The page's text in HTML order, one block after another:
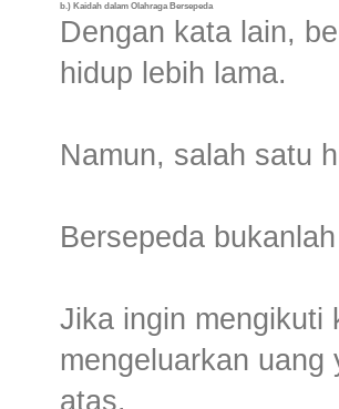
b.) Kaidah dalam Olahraga Bersepeda
Dengan kata lain,
hidup lebih lama.
Namun, salah satu
Bersepeda
Jika ingin mengikuti
mengeluarkan
atas.